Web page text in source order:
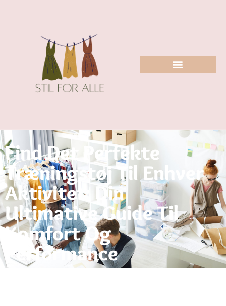
Find Det Perfekte
Træningstøj Til Enhver
Aktivitet: Din
Ultimative Guide Til
Komfort Og
Performance